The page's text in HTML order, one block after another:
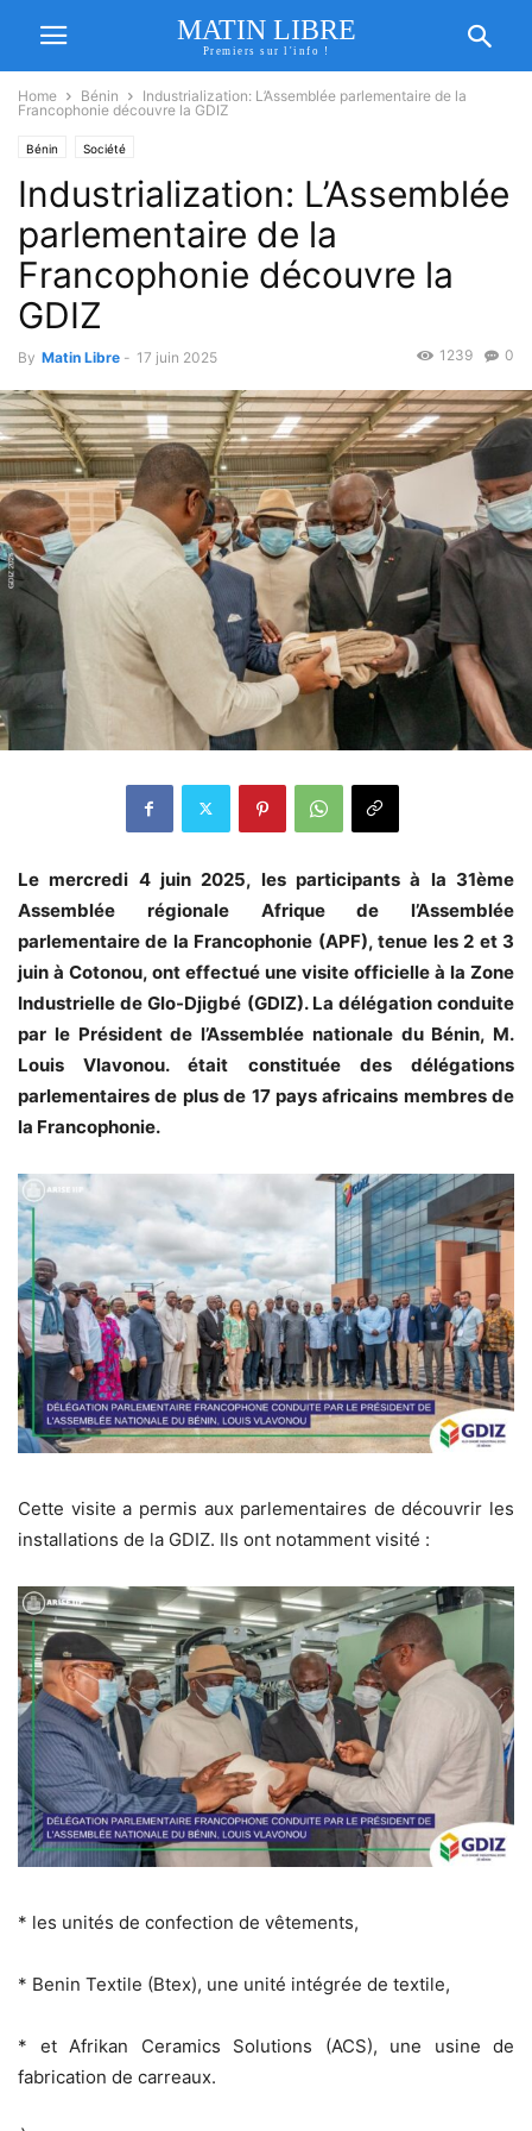
MATIN LIBRE
Premiers sur l'info !
Home Bénin
Industrialization: L’Assemblée parlementaire de la
Francophonie découvre la GDIZ
Bénin Société
Industrialization: L’Assemblée
parlementaire de la
Francophonie découvre la
GDIZ
By Matin Libre - 17 juin 2025 0
1239
Le mercredi 4 juin 2025, les participants à la 31ème
Assemblée régionale Afrique de l’Assemblée
parlementaire de la Francophonie (APF), tenue les 2 et 3
juin à Cotonou, ont effectué une visite officielle à la Zone
Industrielle de Glo-Djigbé (GDIZ). La délégation conduite
par le Président de l’Assemblée nationale du Bénin, M.
Louis Vlavonou. était constituée des délégations
parlementaires de plus de 17 pays africains membres de
la Francophonie.
Cette visite a permis aux parlementaires de découvrir les
installations de la GDIZ. Ils ont notamment visité :
* les unités de confection de vêtements,
* Benin Textile (Btex), une unité intégrée de textile,
* et Afrikan Ceramics Solutions (ACS), une usine de
fabrication de carreaux.